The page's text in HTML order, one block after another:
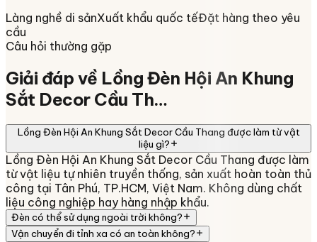
Làng nghề di sảnXuất khẩu quốc tếĐặt hàng theo yêu
cầu
Câu hỏi thường gặp
Giải đáp về Lồng Đèn Hội An Khung
Sắt Decor Cầu Th…
Lồng Đèn Hội An Khung Sắt Decor Cầu Thang được làm từ vật
liệu gì?
Lồng Đèn Hội An Khung Sắt Decor Cầu Thang được làm
từ vật liệu tự nhiên truyền thống, sản xuất hoàn toàn thủ
công tại Tân Phú, TP.HCM, Việt Nam. Không dùng chất
liệu công nghiệp hay hàng nhập khẩu.
Đèn có thể sử dụng ngoài trời không?
Vận chuyển đi tỉnh xa có an toàn không?